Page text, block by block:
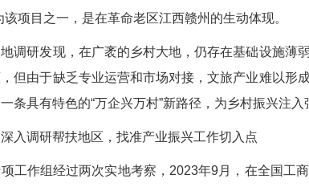
该项目之一，是在革命老区江西赣州的生动体现。
研发现，在广袤的乡村大地，仍存在基础设施薄
但由于缺乏专业运营和市场对接，文旅产业难以形
条具有特色的“万企兴万村”新路径，为乡村振兴注入
调研帮扶地区，找准产业振兴工作切入点
作组经过两次实地考察，2023年9月，在全国工商